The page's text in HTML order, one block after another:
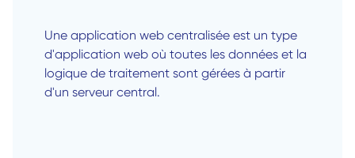
Une application web centralisée est un type
d'application web où toutes les données et la
logique de traitement sont gérées à partir
d'un serveur central.